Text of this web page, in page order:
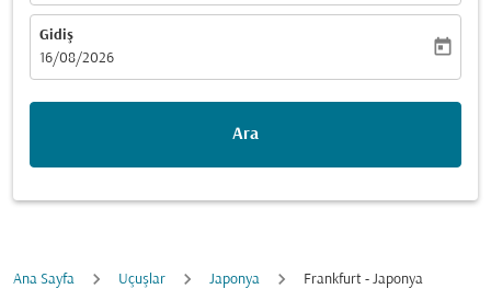
Gidiş
fc-booking-departure-date-aria-label
16/08/2026
today
Ara
Ana Sayfa Uçuşlar Japonya Frankfurt - Japonya